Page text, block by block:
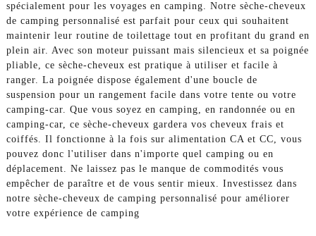
spécialement pour les voyages en camping. Notre sèche-cheveux
de camping personnalisé est parfait pour ceux qui souhaitent
maintenir leur routine de toilettage tout en profitant du grand en
plein air. Avec son moteur puissant mais silencieux et sa poignée
pliable, ce sèche-cheveux est pratique à utiliser et facile à
ranger. La poignée dispose également d'une boucle de
suspension pour un rangement facile dans votre tente ou votre
camping-car. Que vous soyez en camping, en randonnée ou en
camping-car, ce sèche-cheveux gardera vos cheveux frais et
coiffés. Il fonctionne à la fois sur alimentation CA et CC, vous
pouvez donc l'utiliser dans n'importe quel camping ou en
déplacement. Ne laissez pas le manque de commodités vous
empêcher de paraître et de vous sentir mieux. Investissez dans
notre sèche-cheveux de camping personnalisé pour améliorer
votre expérience de camping